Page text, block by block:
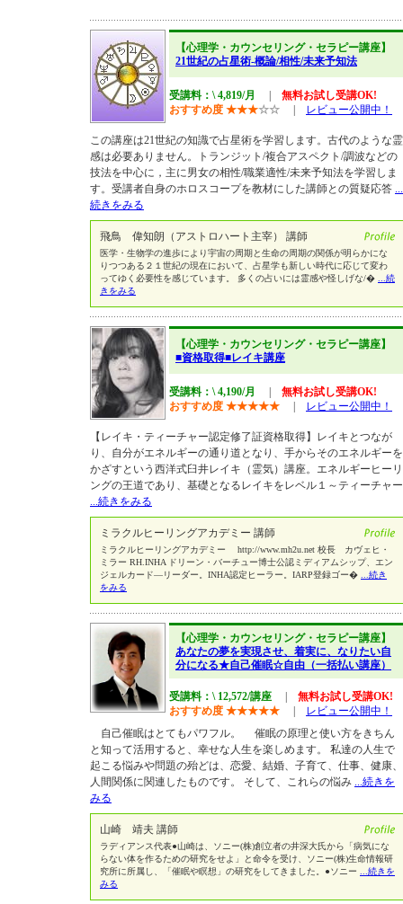
【心理学・カウンセリング・セラピー講座】
21世紀の占星術-概論/相性/未来予知法
受講料：\ 4,819/月
無料お試し受講OK!
おすすめ度 ★★★☆☆ レビュー公開中！
この講座は21世紀の知識で占星術を学習します。古代のような霊
感は必要ありません。トランジット/複合アスペクト/調波などの
技法を中心に，主に男女の相性/職業適性/未来予知法を学習しま
す。受講者自身のホロスコープを教材にした講師との質疑応答 ...
続きをみる
飛鳥 偉知朗（アストロハート主宰） 講師
医学・生物学の進歩により宇宙の周期と生命の周期の関係が明らかにな
りつつある２１世紀の現在において、占星学も新しい時代に応じて変わ
ってゆく必要性を感じています。 多くの占いには霊感や怪しげな/�
...続
きをみる
【心理学・カウンセリング・セラピー講座】
■資格取得■レイキ講座
受講料：\ 4,190/月
無料お試し受講OK!
おすすめ度 ★★★★★ レビュー公開中！
【レイキ・ティーチャー認定修了証資格取得】レイキとつなが
り、自分がエネルギーの通り道となり、手からそのエネルギーを
かざすという西洋式臼井レイキ（霊気）講座。エネルギーヒーリ
ングの王道であり、基礎となるレイキをレベル１～ティーチャー
...続きをみる
ミラクルヒーリングアカデミー 講師
ミラクルヒーリングアカデミー http://www.mh2u.net 校長 カヴェヒ・
ミラー RH.INHA ドリーン・バーチュー博士公認ミディアムシップ、エン
ジェルカード―リーダー。INHA認定ヒーラー。IARP登録ゴー�
...続き
をみる
【心理学・カウンセリング・セラピー講座】
あなたの夢を実現させ、着実に、なりたい自
分になる★自己催眠☆自由（一括払い講座）
受講料：\ 12,572/講座
無料お試し受講OK!
おすすめ度 ★★★★★
レビュー公開中！
自己催眠はとてもパワフル。 催眠の原理と使い方をきちん
と知って活用すると、幸せな人生を楽しめます。 私達の人生で
起こる悩みや問題の殆どは、恋愛、結婚、子育て、仕事、健康、
人間関係に関連したものです。 そして、これらの悩み ...続きを
みる
山崎 靖夫 講師
ラディアンス代表●山崎は、ソニー(株)創立者の井深大氏から「病気にな
らない体を作るための研究をせよ」と命令を受け、ソニー(株)生命情報研
究所に所属し、「催眠や瞑想」の研究をしてきました。●ソニー
...続きを
みる